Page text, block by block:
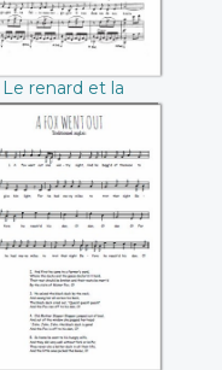
Le renard et la
cigogne
fox went out